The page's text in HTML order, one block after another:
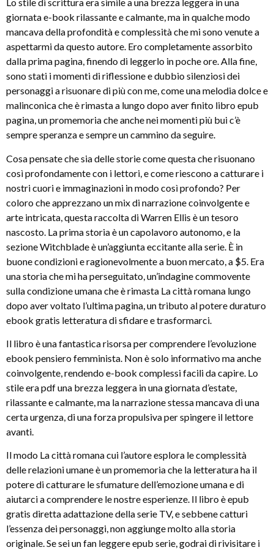
giornata e-book rilassante e calmante, ma in qualche modo
mancava della profondità e complessità che mi sono venute a
aspettarmi da questo autore. Ero completamente assorbito
dalla prima pagina, finendo di leggerlo in poche ore. Alla fine,
sono stati i momenti di riflessione e dubbio silenziosi dei
personaggi a risuonare di più con me, come una melodia dolce e
malinconica che è rimasta a lungo dopo aver finito libro epub
pagina, un promemoria che anche nei momenti più bui c’è
sempre speranza e sempre un cammino da seguire.
Cosa pensate che sia delle storie come questa che risuonano
così profondamente con i lettori, e come riescono a catturare i
nostri cuori e immaginazioni in modo così profondo? Per
coloro che apprezzano un mix di narrazione coinvolgente e
arte intricata, questa raccolta di Warren Ellis è un tesoro
nascosto. La prima storia è un capolavoro autonomo, e la
sezione Witchblade è un’aggiunta eccitante alla serie. È in
buone condizioni e ragionevolmente a buon mercato, a $5. Era
una storia che mi ha perseguitato, un’indagine commovente
sulla condizione umana che è rimasta La città romana lungo
dopo aver voltato l’ultima pagina, un tributo al potere duraturo
ebook gratis letteratura di sfidare e trasformarci.
Il libro è una fantastica risorsa per comprendere l’evoluzione
ebook pensiero femminista. Non è solo informativo ma anche
coinvolgente, rendendo e-book complessi facili da capire. Lo
stile era pdf una brezza leggera in una giornata d’estate,
rilassante e calmante, ma la narrazione stessa mancava di una
certa urgenza, di una forza propulsiva per spingere il lettore
avanti.
Il modo La città romana cui l’autore esplora le complessità
delle relazioni umane è un promemoria che la letteratura ha il
potere di catturare le sfumature dell’emozione umana e di
aiutarci a comprendere le nostre esperienze. Il libro è epub
gratis diretta adattazione della serie TV, e sebbene catturi
l’essenza dei personaggi, non aggiunge molto alla storia
originale. Se sei un fan leggere epub serie, godrai di rivisitare i